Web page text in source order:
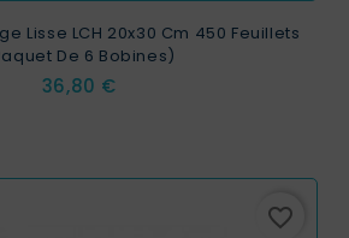
Lisse LCH 20x30 Cm 450 Feuillets
De 6 Bobines)
Prix
36,80 €
favorite_border